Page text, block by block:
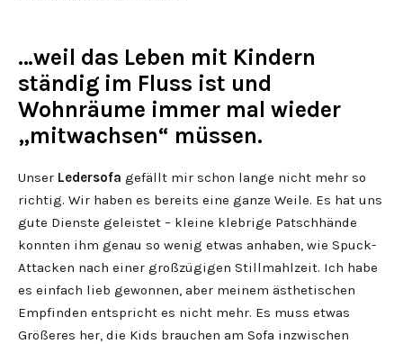
…weil das Leben mit Kindern
ständig im Fluss ist und
Wohnräume immer mal wieder
„mitwachsen“ müssen.
Unser Ledersofa gefällt mir schon lange nicht mehr so
richtig. Wir haben es bereits eine ganze Weile. Es hat uns
gute Dienste geleistet – kleine klebrige Patschhände
konnten ihm genau so wenig etwas anhaben, wie Spuck-
Attacken nach einer großzügigen Stillmahlzeit. Ich habe
es einfach lieb gewonnen, aber meinem ästhetischen
Empfinden entspricht es nicht mehr. Es muss etwas
Größeres her, die Kids brauchen am Sofa inzwischen